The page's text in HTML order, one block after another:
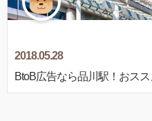
2018.05.28
BtoB広告なら品川駅！おス